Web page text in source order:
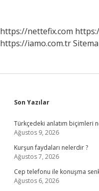
https://nettefix.com
https://iamo.com.tr
Sidebar
Son Yazılar
Türkçedeki anlatım biçimleri
Ağustos 9, 2026
Kurşun faydaları nelerdir ?
Ağustos 7, 2026
Cep telefonu ile konuşma
Ağustos 6, 2026